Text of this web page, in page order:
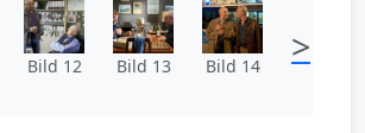
Bild 12 Bild 13 Bild 14 >